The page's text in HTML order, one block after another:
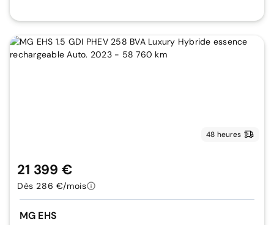
48 heures
MG EHS
21 399 €
Dès 286 €/mois